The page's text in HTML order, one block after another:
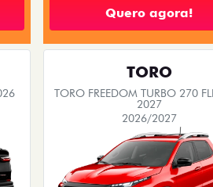
ENTRADA DE R$
FLEX AT 2026
Quero agora!
FASTBACK